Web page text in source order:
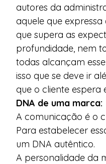
autores da
aquele que
que supera as
profundidade, nem
todas alcançam
isso que se deve ir
que o cliente espera
DNA de uma marca:
A comunicação é o
Para estabelecer
um DNA autêntico.
A personalidade da